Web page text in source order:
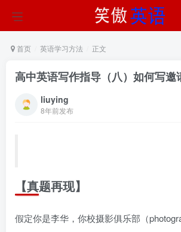
首页 英语学习方法 正文
高中英语写作指导（八）如何写邀
liuying
8年前发布
【真题再现】
假定你是李华，你校摄影俱乐部（